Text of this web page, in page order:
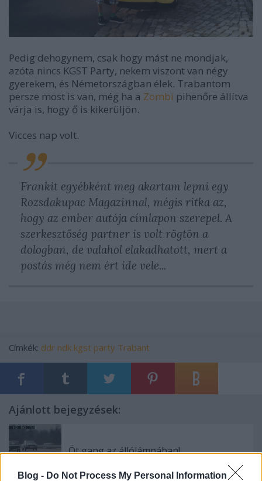
Blog - Do Not Process My Personal Information
Pedig dehogynem, csak hogy mást ne mondjak,
azóta nincs KGST Party, nekem viszont van négy
gyerekem, és Németországban élek. Trabantom
persze most is van, még ha a Zombi pihenőre állítva
várja is, hogy ő is kikerüljön.
Vicces nap volt.
Frankit egyébként meg akartam lepni egy
Rozsdakupac Magazinnal, mégis ritka az,
hogy az ember autója címlapon szerepel. A
szerkesztőség partner is volt rögtön a
dologban, de valahol elakadhatott, mert a
postás még nem ért ide vele...
Címkék: ddr ndk kgst party Trabant
Ajánlott bejegyzések:
Öt gang az állólámpában!